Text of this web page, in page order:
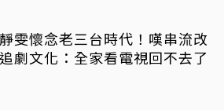
雯懷念老三台時代！嘆串流改
劇文化：全家看電視回不去了